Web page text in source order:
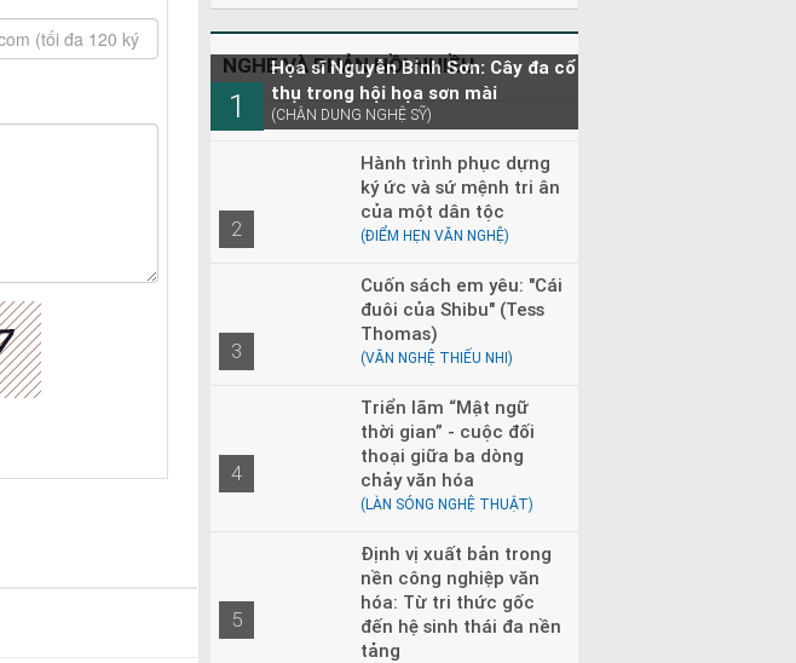
NGHE VÀ PHẢN HỒI NHIỀU
1
Họa sĩ Nguyễn Bỉnh Sơn: Cây đa cổ
thụ trong hội họa sơn mài
(CHÂN DUNG NGHỆ SỸ)
2
Hành trình phục dựng
ký ức và sứ mệnh tri ân
của một dân tộc
(ĐIỂM HẸN VĂN NGHỆ)
3
Cuốn sách em yêu: "Cái
đuôi của Shibu" (Tess
Thomas)
(VĂN NGHỆ THIẾU NHI)
4
Triển lãm “Mật ngữ
thời gian” - cuộc đối
thoại giữa ba dòng
chảy văn hóa
(LÀN SÓNG NGHỆ THUẬT)
5
Định vị xuất bản trong
nền công nghiệp văn
hóa: Từ tri thức gốc
đến hệ sinh thái đa nền
tảng